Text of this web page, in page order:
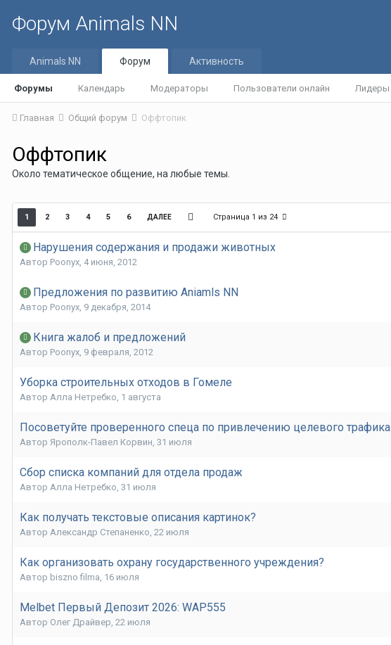
Форум Animals NN
Animals NN Форум
Форумы Календарь Модераторы Пользователи онлайн Лидеры
Активность
Главная Общий форум Оффтопик
Оффтопик
Около тематическое общение, на любые темы.
1 2 3 4 5 6 ДАЛЕЕ Страница 1 из 24
Нарушения содержания и продажи животных
Автор Poonyx, 4 июня, 2012
Предложения по развитию Aniamls NN
Автор Poonyx, 9 декабря, 2014
Книга жалоб и предложений
Автор Poonyx, 9 февраля, 2012
Уборка строительных отходов в Гомеле
Автор Алла Нетребко, 1 августа
Посоветуйте проверенного спеца по привлечению целевого трафика
Автор Ярополк-Павел Корвин, 31 июля
Сбор списка компаний для отдела продаж
Автор Алла Нетребко, 31 июля
Как получать текстовые описания картинок?
Автор Александр Степаненко, 22 июля
Как организовать охрану государственного учреждения?
Автор biszno filma, 16 июля
Melbet Первый Депозит 2026: WAP555
Автор Олег Драйвер, 22 июля